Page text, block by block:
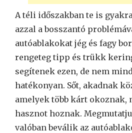
A téli időszakban te is
azzal a bosszantó
autóablakokat jég és fagy
rengeteg tipp és trükk
segítenek ezen, de nem
hatékonyan. Sőt, akadnak
amelyek több kárt okoznak,
hasznot hoznak.
valóban beválik az